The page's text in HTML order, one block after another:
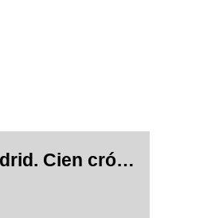
Carta de Madrid. Cien crónicas de González-Ruano (18/03/1954)